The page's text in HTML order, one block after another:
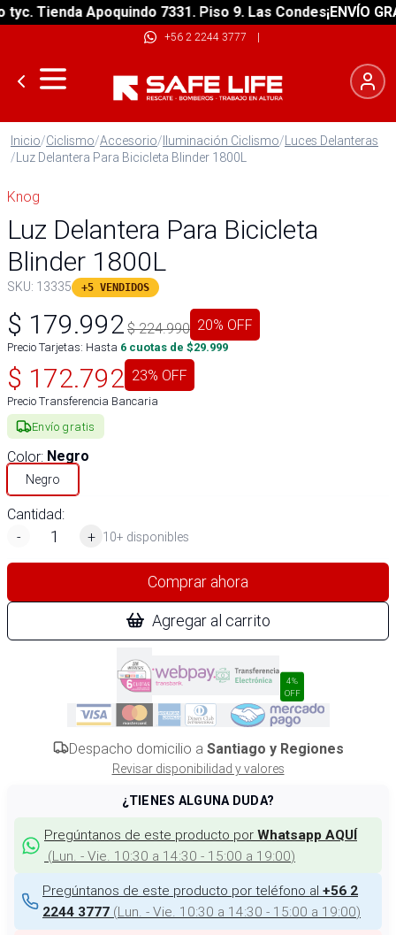
Tienda Apoquindo 7331. Piso 9. Las Condes¡ENVÍO
+56 2 2244 3777 |
Inicio/Ciclismo/Accesorio/Iluminación Ciclismo/Luces Delanteras
/Luz Delantera Para Bicicleta Blinder 1800L
Knog
Luz Delantera Para Bicicleta
Blinder 1800L
SKU: 13335 +5 VENDIDOS
$ 179.992 $224.990 20% OFF
Precio Tarjetas: Hasta 6 cuotas de $29.999
$ 172.792 23% OFF
Precio Transferencia Bancaria
Envío gratis
Color: Negro
Negro
Cantidad:
-
+ 10+ disponibles
Comprar ahora
Agregar al carrito
4%
OFF
Despacho domicilio a Santiago y Regiones
Revisar disponibilidad y valores
¿TIENES ALGUNA DUDA?
Pregúntanos de este producto por Whatsapp AQUÍ
(Lun. - Vie. 10:30 a 14:30 - 15:00 a 19:00)
Pregúntanos de este producto por teléfono al +56 2
2244 3777 (Lun. - Vie. 10:30 a 14:30 - 15:00 a 19:00)